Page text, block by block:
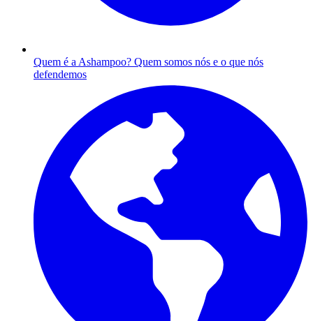
Quem é a Ashampoo? Quem somos nós e o que nós
defendemos